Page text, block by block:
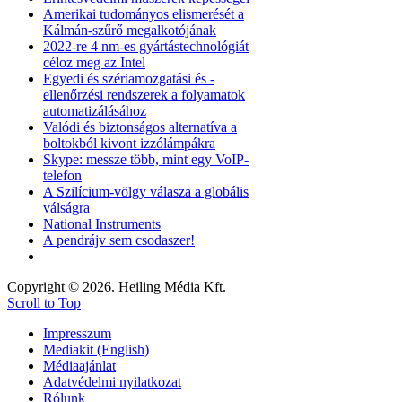
Amerikai tudományos elismerését a
Kálmán-szűrő megalkotójának
2022-re 4 nm-es gyártástechnológiát
céloz meg az Intel
Egyedi és szériamozgatási és -
ellenőrzési rendszerek a folyamatok
automatizálásához
Valódi és biztonságos alternatíva a
boltokból kivont izzólámpákra
Skype: messze több, mint egy VoIP-
telefon
A Szilícium-völgy válasza a globális
válságra
National Instruments
A pendrájv sem csodaszer!
Copyright © 2026. Heiling Média Kft.
Scroll to Top
Impresszum
Mediakit (English)
Médiaajánlat
Adatvédelmi nyilatkozat
Rólunk